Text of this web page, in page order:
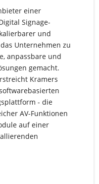
einer
Signage-
und
Unternehmen zu
anpassbare und
gemacht.
Kramers
- die
AV-Funktionen
auf einer